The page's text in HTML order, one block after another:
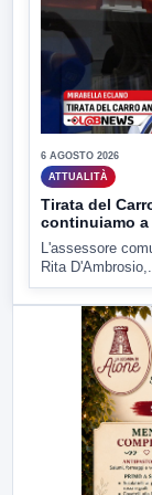
6 AGOSTO 2026
ATTUALITÀ
Tirata del
continuiamo a
L'assessore
Rita